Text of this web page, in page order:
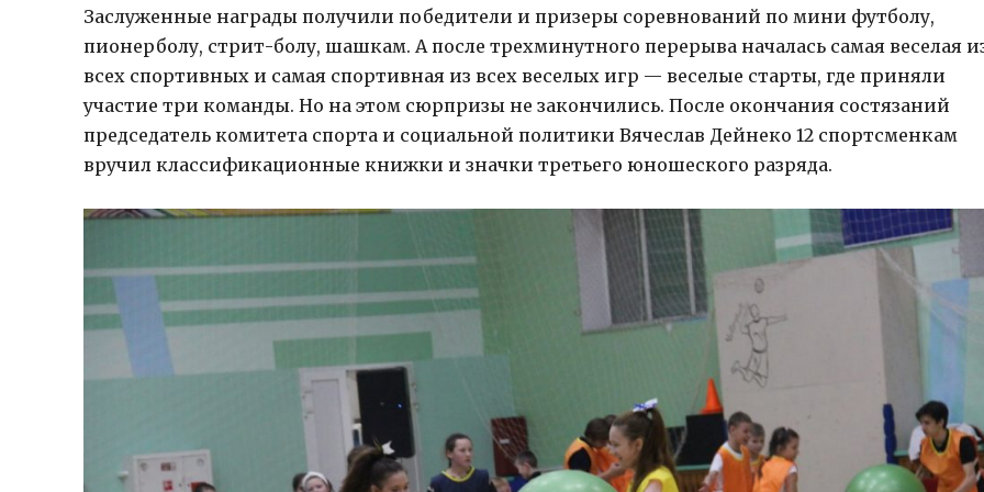
Заслуженные награды получили победители и призеры соревнований по мини футболу,
пионерболу, стрит-болу, шашкам. А после трехминутного перерыва началась самая веселая
всех спортивных и самая спортивная из всех веселых игр — веселые старты, где приняли
участие три команды. Но на этом сюрпризы не закончились. После окончания состязаний
председатель комитета спорта и социальной политики Вячеслав Дейнеко 12 спортсменкам
вручил классификационные книжки и значки третьего юношеского разряда.